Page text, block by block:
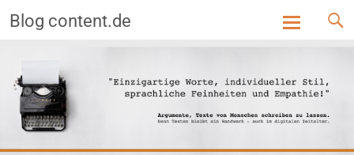
Blog content.de
Skip
content